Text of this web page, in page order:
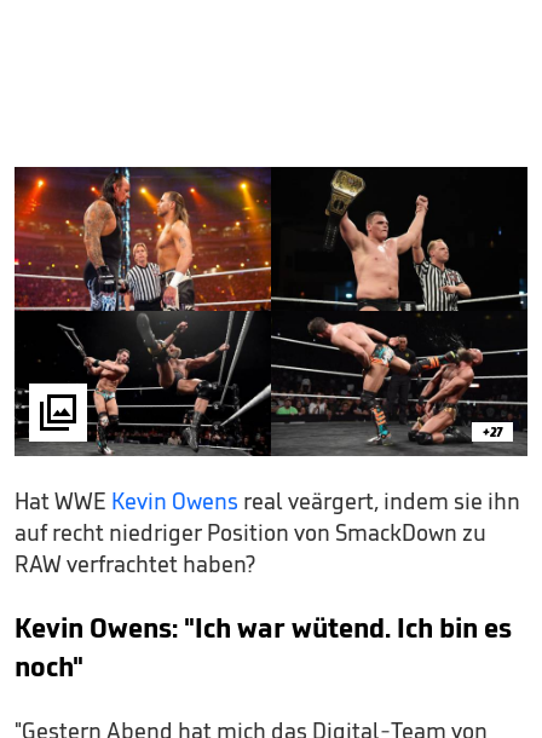
 +27
Hat WWE Kevin Owens real veärgert, indem sie ihn
auf recht niedriger Position von SmackDown zu
RAW verfrachtet haben?
Kevin Owens: "Ich war wütend. Ich bin es
noch"
"Gestern Abend hat mich das Digital-Team von